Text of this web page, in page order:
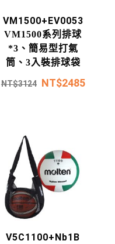
VM1500+EV0053
VM1500系列排球
*3、簡易型打氣
筒、3入裝排球袋
NT$3124 NT$2485
V5C1100+Nb1B